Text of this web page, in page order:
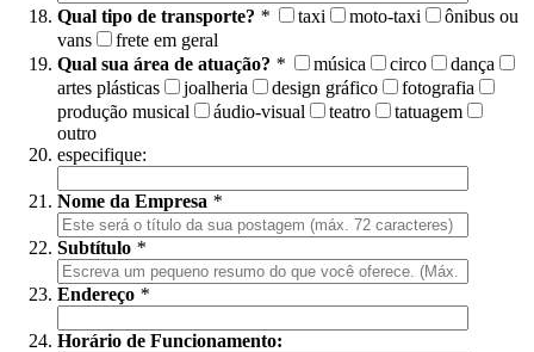
Qual tipo de transporte? * taxi moto-taxi
ônibus ou
vans
frete em geral
Qual sua área de atuação? * música circo
dança
artes plásticas
joalheria design gráfico
fotografia
produção musical
áudio-visual teatro
tatuagem
outro
especifique:
Nome da Empresa *
Subtítulo *
Endereço *
Horário de Funcionamento: